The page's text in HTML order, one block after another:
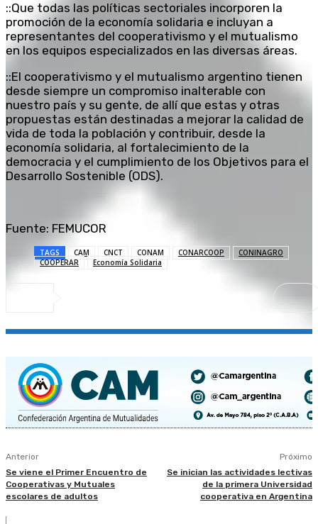
::Que todas las políticas sectoriales incorporen la
promoción de la economía solidaria e incluyan a
representantes del cooperativismo y el mutualismo
en los equipos especializados en las diversas áreas.
::El cooperativismo y el mutualismo argentino tienen
desde siempre un compromiso inalterable con
nuestro país y su gente, de allí que estas y otras
propuestas están destinadas a mejorar la calidad de
vida de toda la población y contribuir, desde la
economía solidaria, al fortalecimiento de la
democracia y el cumplimiento de los Objetivos para el
Desarrollo Sostenible (ODS).
Fuente: FEMUCOR
TAGS CAM CNCT CONAM CONARCOOP
CONINAGRO
COOPERAR
Economía Solidaria
Anterior
Se viene el Primer Encuentro de
Cooperativas y Mutuales
escolares de adultos
Próximo
Se inician las actividades lectivas
de la primera Universidad
cooperativa en Argentina